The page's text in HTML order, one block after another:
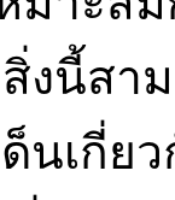
งนี้สา
นเกี่ย